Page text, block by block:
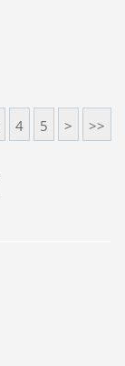
4 5 > >>